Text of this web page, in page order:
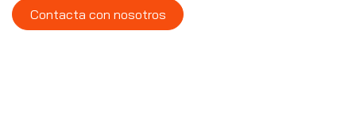
Contacta con nosotros